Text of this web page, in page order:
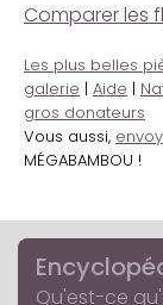
Comparer les
Les plus belles
galerie | Aide |
gros donateurs
Vous aussi,
MÉGABAMBOU !
Qu'est-ce